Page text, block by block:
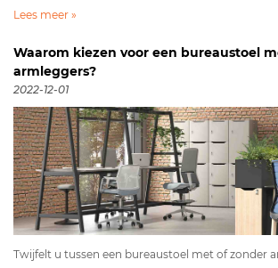
Lees meer »
Waarom kiezen voor een bureaustoel
armleggers?
2022-12-01
Twijfelt u tussen een bureaustoel met of zonder